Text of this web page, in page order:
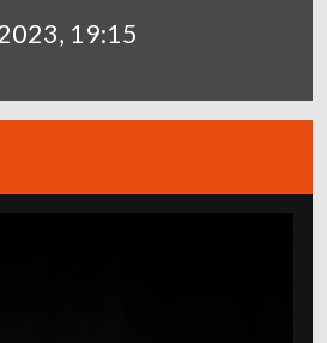
19:15